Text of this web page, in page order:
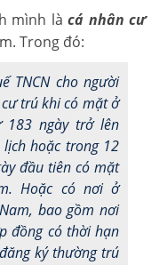
mình là cá nhân cư
Trong đó:
TNCN cho người
trú khi có mặt ở
183 ngày trở lên
hoặc trong 12
đầu tiên có mặt
Hoặc có nơi ở
bao gồm nơi
đồng có thời hạn
ký thường trú